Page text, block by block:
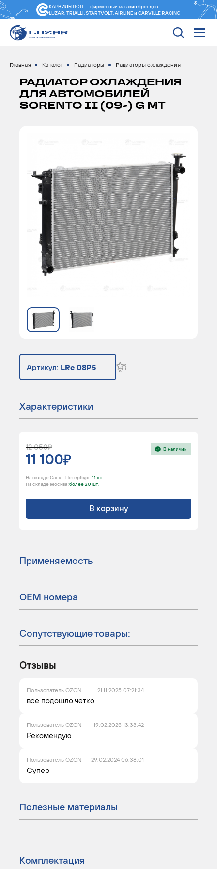
КАРВИЛЬШОП — фирменный магазин брендов
LUZAR, TRIALLI, STARTVOLT, AIRLINE и CARVILLE RACING
Главная Каталог Радиаторы Радиаторы охлаждения
РАДИАТОР ОХЛАЖДЕНИЯ
ДЛЯ АВТОМОБИЛЕЙ
SORENTO II (09-) G MT
Артикул: LRc 08P5
Характеристики
12 050
11 100
В наличии
На складе Санкт-Петербург :11 шт.
На складе Москва :более 20 шт.
В корзину
Применяемость
ОЕМ номера
Сопутствующие товары:
Отзывы
Пользователь OZON 21.11.2025 07:21:34
все подошло четко
Пользователь OZON 19.02.2025 13:33:42
Рекомендую
Пользователь OZON 29.02.2024 06:38:01
Супер
Полезные материалы
Комплектация